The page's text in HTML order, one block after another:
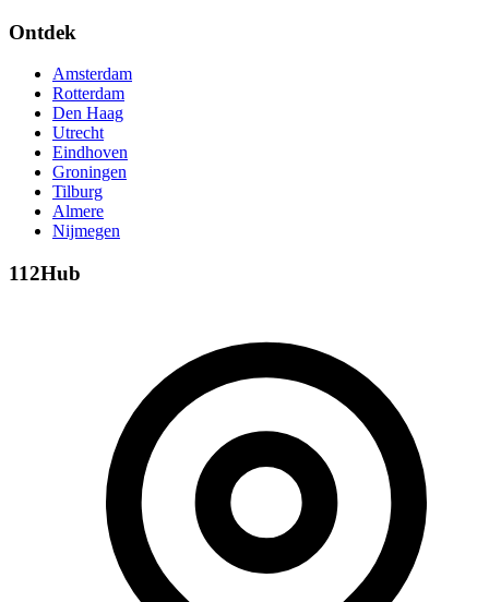
Ontdek
Amsterdam
Rotterdam
Den Haag
Utrecht
Eindhoven
Groningen
Tilburg
Almere
Nijmegen
112Hub